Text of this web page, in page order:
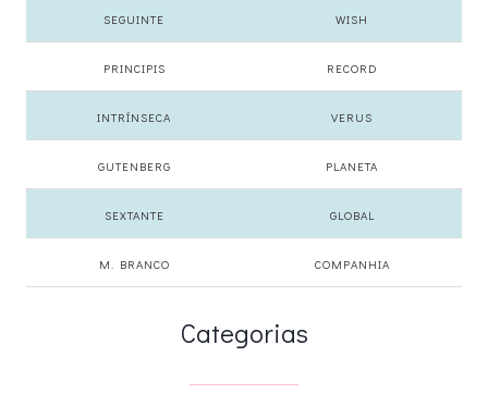
SEGUINTE WISH
PRINCIPIS RECORD
INTRÍNSECA VERUS
GUTENBERG PLANETA
SEXTANTE GLOBAL
M. BRANCO COMPANHIA
Categorias